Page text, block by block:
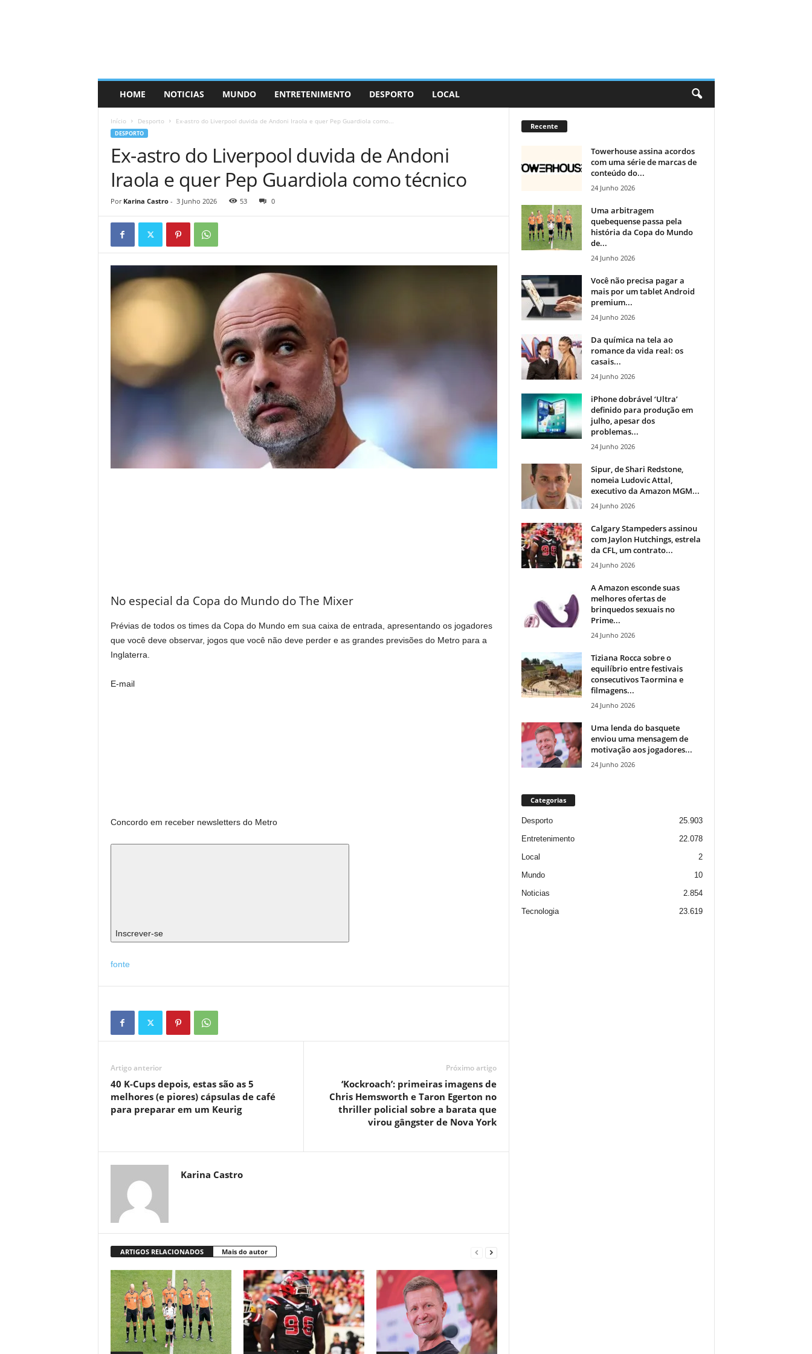
HOME NOTICIAS MUNDO ENTRETENIMENTO DESPORTO LOCAL
Início Desporto Ex-astro do Liverpool duvida de Andoni Iraola e quer Pep Guardiola como...
DESPORTO
Ex-astro do Liverpool duvida de Andoni
Iraola e quer Pep Guardiola como técnico
Por Karina Castro- 3 Junho 2026 53 0
No especial da Copa do Mundo do The Mixer
Prévias de todos os times da Copa do Mundo em sua caixa de entrada, apresentando os jogadores
que você deve observar, jogos que você não deve perder e as grandes previsões do Metro para a
Inglaterra.
E-mail
Concordo em receber newsletters do Metro
Inscrever-se
fonte
Artigo anterior
40 K-Cups depois, estas são as 5
melhores (e piores) cápsulas de café
para preparar em um Keurig
Próximo artigo
‘Kockroach’: primeiras imagens de
Chris Hemsworth e Taron Egerton no
thriller policial sobre a barata que
virou gângster de Nova York
Karina Castro
ARTIGOS RELACIONADOS Mais do autor
Recente
Towerhouse assina acordos
com uma série de marcas de
conteúdo do...
24 Junho 2026
Uma arbitragem
quebequense passa pela
história da Copa do Mundo
de...
24 Junho 2026
Você não precisa pagar a
mais por um tablet Android
premium...
24 Junho 2026
Da química na tela ao
romance da vida real: os
casais...
24 Junho 2026
iPhone dobrável ‘Ultra’
definido para produção em
julho, apesar dos
problemas...
24 Junho 2026
Sipur, de Shari Redstone,
nomeia Ludovic Attal,
executivo da Amazon MGM...
24 Junho 2026
Calgary Stampeders assinou
com Jaylon Hutchings, estrela
da CFL, um contrato...
24 Junho 2026
A Amazon esconde suas
melhores ofertas de
brinquedos sexuais no
Prime...
24 Junho 2026
Tiziana Rocca sobre o
equilíbrio entre festivais
consecutivos Taormina e
filmagens...
24 Junho 2026
Uma lenda do basquete
enviou uma mensagem de
motivação aos jogadores...
24 Junho 2026
Categorias
Desporto
25.903
Entretenimento
22.078
Local
2
Mundo
10
Noticias
2.854
Tecnologia
23.619